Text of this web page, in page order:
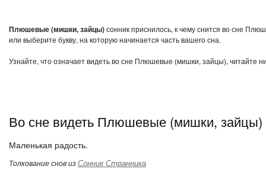
Плюшевые (мишки, зайцы)сонник приснилось, к чему снится во сне
или выберите букву, на которую начинается часть вашего сна.
Узнайте, что означает видеть во сне Плюшевые (мишки, зайцы), читайте
Во сне видеть Плюшевые (мишки, зайцы)
Маленькая радость.
Толкование снов изСонник Странника